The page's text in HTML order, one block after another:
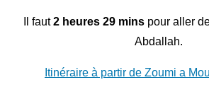
Il faut2 heures 29 mins pour aller
Abdallah.
Itinéraire à partir de Zoumi a